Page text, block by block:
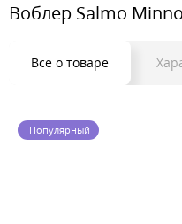
Воблер Salmo
Все о товаре
Популярный